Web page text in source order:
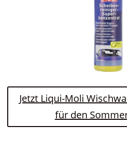
Jetzt Liqui-Moli
für den